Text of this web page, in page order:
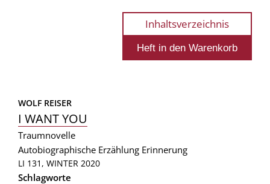
Inhaltsverzeichnis
WOLF REISER
I WANT YOU
Traumnovelle
Autobiographische Erzählung Erinnerung
LI 131, WINTER 2020
Schlagworte